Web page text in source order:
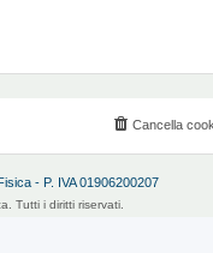
Cancella
- P. IVA 01906200207
Tutti i diritti riservati.